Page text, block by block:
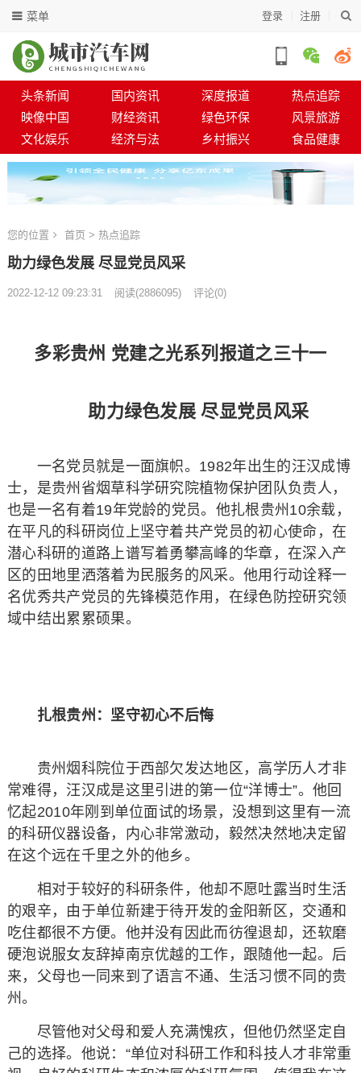
登录 注册
菜单
头条新闻 国内资讯 深度报道
热点追踪
映像中国
财经资讯 绿色环保
风景旅游
文化娱乐
经济与法 乡村振兴 食品健康
您的位置 首页 > 热点追踪
助力绿色发展 尽显党员风采
2022-12-12 09:23:31 阅读(2886095) 评论(0)
多彩贵州 党建之光系列报道之三十一
助力绿色发展 尽显党员风采
一名党员就是一面旗帜。1982年出生的汪汉成博
士，是贵州省烟草科学研究院植物保护团队负责人，
也是一名有着19年党龄的党员。他扎根贵州10余载，
在平凡的科研岗位上坚守着共产党员的初心使命，在
潜心科研的道路上谱写着勇攀高峰的华章，在深入产
区的田地里洒落着为民服务的风采。他用行动诠释一
名优秀共产党员的先锋模范作用，在绿色防控研究领
域中结出累累硕果。
扎根贵州：坚守初心不后悔
贵州烟科院位于西部欠发达地区，高学历人才非
常难得，汪汉成是这里引进的第一位“洋博士”。他回
忆起2010年刚到单位面试的场景，没想到这里有一流
的科研仪器设备，内心非常激动，毅然决然地决定留
在这个远在千里之外的他乡。
相对于较好的科研条件，他却不愿吐露当时生活
的艰辛，由于单位新建于待开发的金阳新区，交通和
吃住都很不方便。他并没有因此而彷徨退却，还软磨
硬泡说服女友辞掉南京优越的工作，跟随他一起。后
来，父母也一同来到了语言不通、生活习惯不同的贵
州。
尽管他对父母和爱人充满愧疚，但他仍然坚定自
己的选择。他说：“单位对科研工作和科技人才非常重